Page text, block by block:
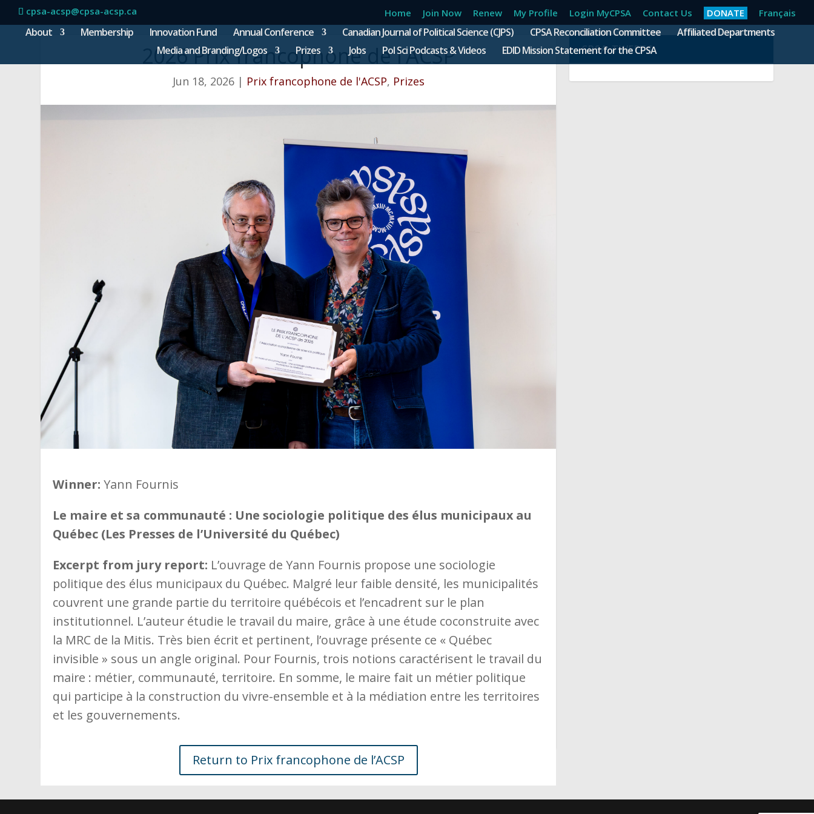
cpsa-acsp@cpsa-acsp.ca Home Join Now Renew My Profile Login MyCPSA Contact Us DONATE Français
About Membership Innovation Fund Annual Conference Canadian Journal of Political Science (CJPS) CPSA Reconciliation Committee
Affiliated Departments
Media and Branding/Logos
Prizes Jobs Pol Sci Podcasts & Videos EDID Mission Statement for the CPSA
2026 Prix francophone de l’ACSP
Jun 18, 2026| Prix francophone de l'ACSP, Prizes
Winner: Yann Fournis
Le maire et sa communauté : Une sociologie politique des élus municipaux au
Québec (Les Presses de l’Université du Québec)
Excerpt from jury report: L’ouvrage de Yann Fournis propose une sociologie
politique des élus municipaux du Québec. Malgré leur faible densité, les municipalités
couvrent une grande partie du territoire québécois et l’encadrent sur le plan
institutionnel. L’auteur étudie le travail du maire, grâce à une étude coconstruite avec
la MRC de la Mitis. Très bien écrit et pertinent, l’ouvrage présente ce « Québec
invisible » sous un angle original. Pour Fournis, trois notions caractérisent le travail du
maire : métier, communauté, territoire. En somme, le maire fait un métier politique
qui participe à la construction du vivre-ensemble et à la médiation entre les territoires
et les gouvernements.
Return to Prix francophone de l’ACSP
CPSA TWEETS